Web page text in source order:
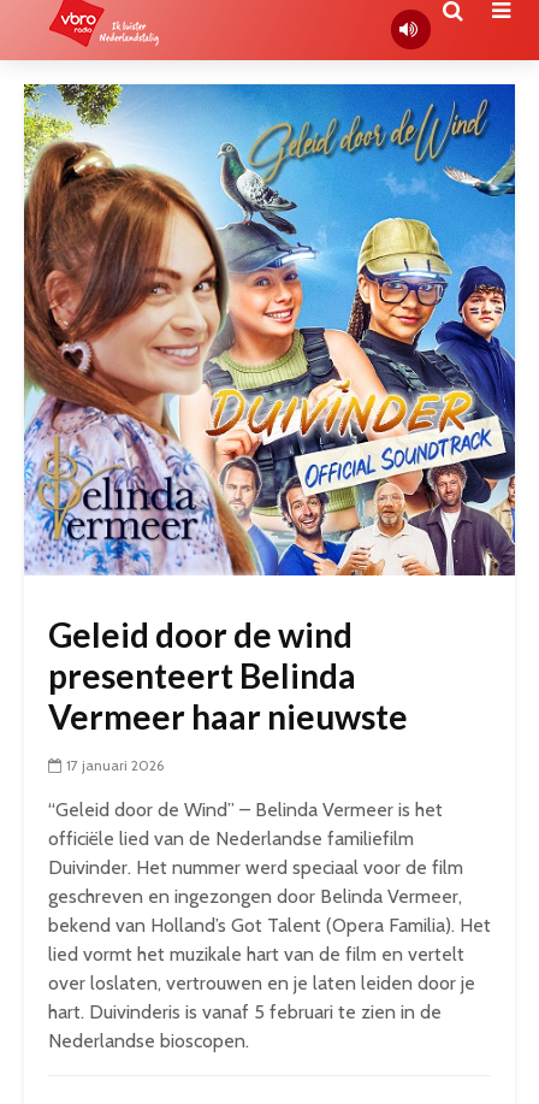
Geleid door de wind
presenteert Belinda
Vermeer haar nieuwste
17 januari 2026
“Geleid door de Wind” – Belinda Vermeer is het
officiële lied van de Nederlandse familiefilm
Duivinder. Het nummer werd speciaal voor de film
geschreven en ingezongen door Belinda Vermeer,
bekend van Holland’s Got Talent (Opera Familia). Het
lied vormt het muzikale hart van de film en vertelt
over loslaten, vertrouwen en je laten leiden door je
hart. Duivinderis is vanaf 5 februari te zien in de
Nederlandse bioscopen.